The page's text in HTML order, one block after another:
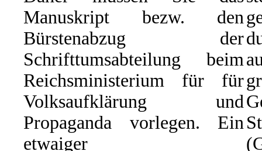
Manuskript bezw. den
Bürstenabzug der
Schrifttumsabteilung beim
Reichsministerium für für
Volksaufklärung und
Propaganda vorlegen. Ein
etwaiger